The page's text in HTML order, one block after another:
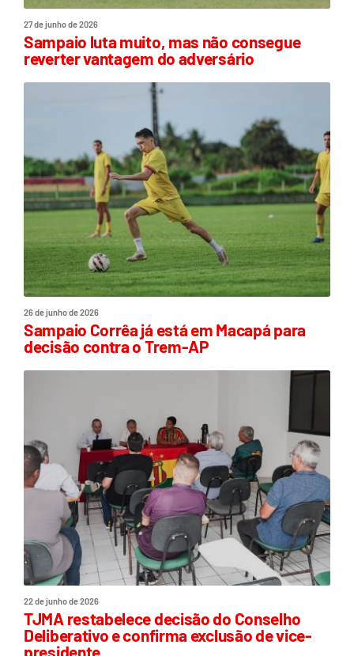
27 de junho de 2026
Sampaio luta muito, mas não consegue
reverter vantagem do adversário
26 de junho de 2026
Sampaio Corrêa já está em Macapá para
decisão contra o Trem-AP
22 de junho de 2026
TJMA restabelece decisão do Conselho
Deliberativo e confirma exclusão de vice-
presidente